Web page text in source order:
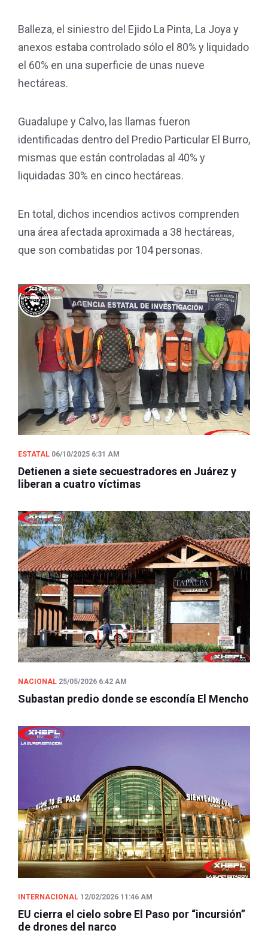
Balleza, el siniestro del Ejido La Pinta, La Joya y
anexos estaba controlado sólo el 80% y liquidado
el 60% en una superficie de unas nueve
hectáreas.
Guadalupe y Calvo, las llamas fueron
identificadas dentro del Predio Particular El Burro,
mismas que están controladas al 40% y
liquidadas 30% en cinco hectáreas.
En total, dichos incendios activos comprenden
una área afectada aproximada a 38 hectáreas,
que son combatidas por 104 personas.
ESTATAL 06/10/2025 6:31 AM
Detienen a siete secuestradores en Juárez y
liberan a cuatro víctimas
NACIONAL 25/05/2026 6:42 AM
Subastan predio donde se escondía El Mencho
INTERNACIONAL 12/02/2026 11:46 AM
EU cierra el cielo sobre El Paso por “incursión”
de drones del narco